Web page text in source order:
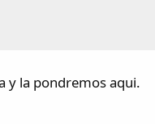
y la pondremos aqui.